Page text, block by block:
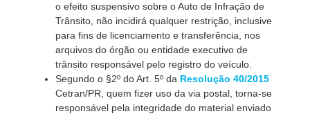
o efeito suspensivo sobre o Auto de Infração de
Trânsito, não incidirá qualquer restrição, inclusive
para fins de licenciamento e transferência, nos
arquivos do órgão ou entidade executivo de
trânsito responsável pelo registro do veículo.
Segundo o §2º do Art. 5º da Resolução 40/2015
Cetran/PR, quem fizer uso da via postal, torna-se
responsável pela integridade do material enviado